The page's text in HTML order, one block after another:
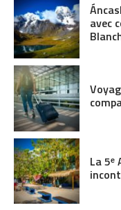
avec
La